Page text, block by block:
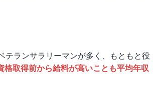
ランサラリーマンが多く、もともと役
格取得前から給料が高いことも平均年収